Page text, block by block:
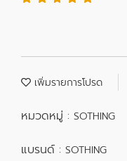
เพิ่มรายการโปรด
หมวดหมู่ : SOTHING
แบรนด์ : SOTHING